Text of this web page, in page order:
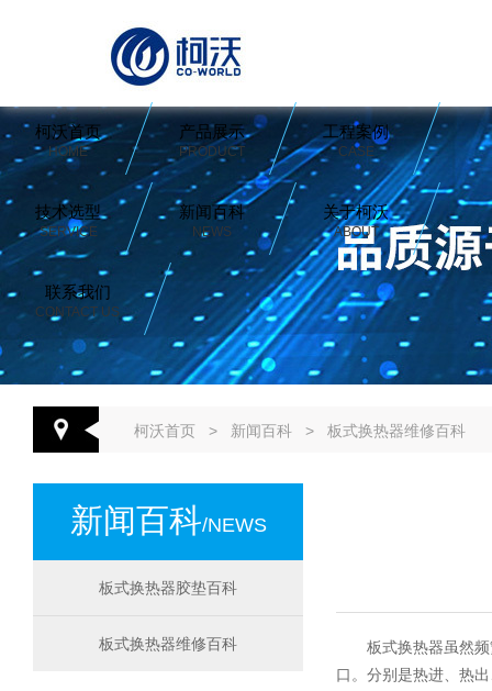
柯沃首页
HOME
产品展示
PRODUCT
工程案例
CASE
技术选型
SERVICE
新闻百科
NEWS
关于柯沃
ABOUT
联系我们
CONTACT US
柯沃首页 > 新闻百科 > 板式换热器维修百科
新闻百科/NEWS
板式换热器胶垫百科
板式换热器维修百科
板式换热器虽然
口。分别是热进、热